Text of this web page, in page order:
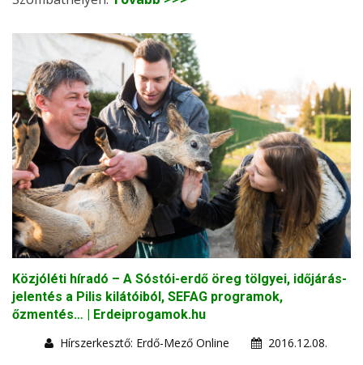
Közjóléti híradó – A Sóstói-erdő öreg tölgyei, időjárás-
jelentés a Pilis kilátóiból, SEFAG programok,
őzmentés… | Erdeiprogamok.hu
Hírszerkesztő: Erdő-Mező Online
2016.12.08.